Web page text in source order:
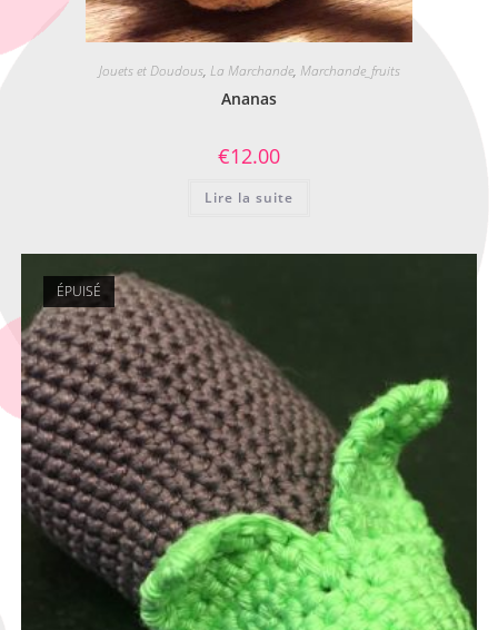
Jouets et Doudous, La Marchande, Marchande_fruits
Ananas
€12.00
Lire la suite
ÉPUISÉ